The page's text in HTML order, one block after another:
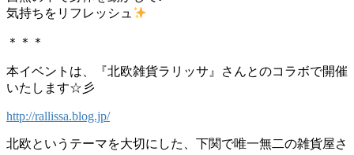
気持ちをリフレッシュ
＊＊＊
本イベントは、『北欧雑貨ラリッサ』さんとのコラボで開催
いたします☆彡
http://rallissa.blog.jp/
北欧というテーマを大切にした、下関で唯一無二の雑貨屋さ